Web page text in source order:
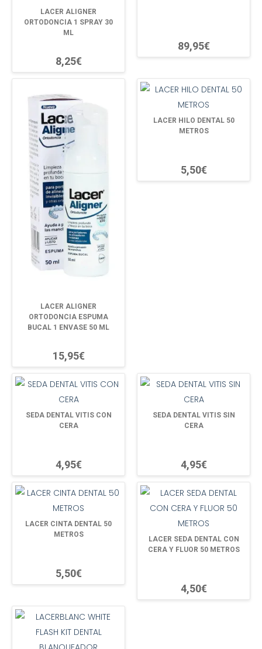
LACER ALIGNER
ORTODONCIA 1 SPRAY 30
ML
8,25€
89,95€
LACER ALIGNER
ORTODONCIA ESPUMA
BUCAL 1 ENVASE 50 ML
15,95€
LACER HILO DENTAL 50
METROS
5,50€
SEDA DENTAL VITIS CON
CERA
4,95€
SEDA DENTAL VITIS SIN
CERA
4,95€
LACER CINTA DENTAL 50
METROS
5,50€
LACER SEDA DENTAL CON
CERA Y FLUOR 50 METROS
4,50€